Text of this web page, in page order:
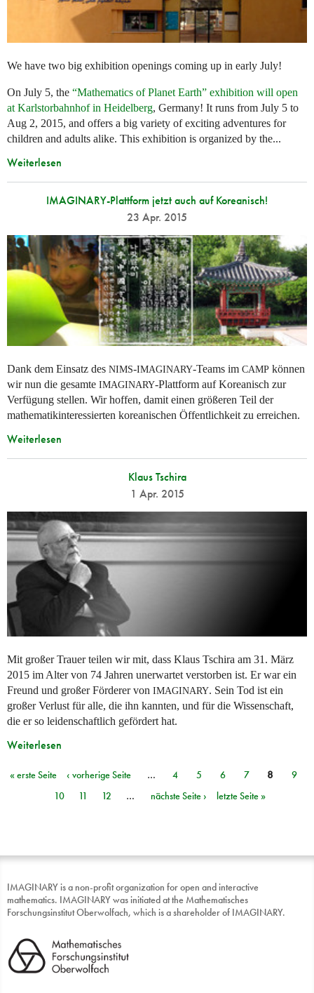
We have two big exhibition openings coming up in early July!
On July 5, the “Mathematics of Planet Earth” exhibition will open
at Karlstorbahnhof in Heidelberg, Germany! It runs from July 5 to
Aug 2, 2015, and offers a big variety of exciting adventures for
children and adults alike. This exhibition is organized by the...
Weiterlesen
IMAGINARY-Plattform jetzt auch auf Koreanisch!
23 Apr. 2015
Dank dem Einsatz des NIMS-IMAGINARY-Teams im CAMP können
wir nun die gesamte IMAGINARY-Plattform auf Koreanisch zur
Verfügung stellen. Wir hoffen, damit einen größeren Teil der
mathematikinteressierten koreanischen Öffentlichkeit zu erreichen.
Weiterlesen
Klaus Tschira
1 Apr. 2015
Mit großer Trauer teilen wir mit, dass Klaus Tschira am 31. März
2015 im Alter von 74 Jahren unerwartet verstorben ist. Er war ein
Freund und großer Förderer von IMAGINARY. Sein Tod ist ein
großer Verlust für alle, die ihn kannten, und für die Wissenschaft,
die er so leidenschaftlich gefördert hat.
Weiterlesen
Seiten
« erste Seite ‹ vorherige Seite … 4 5 6 7 8
9
10
11 12 … nächste Seite › letzte Seite »
IMAGINARY is a non-profit organization for open and interactive
mathematics. IMAGINARY was initiated at the Mathematisches
Forschungsinstitut Oberwolfach, which is a shareholder of IMAGINARY.